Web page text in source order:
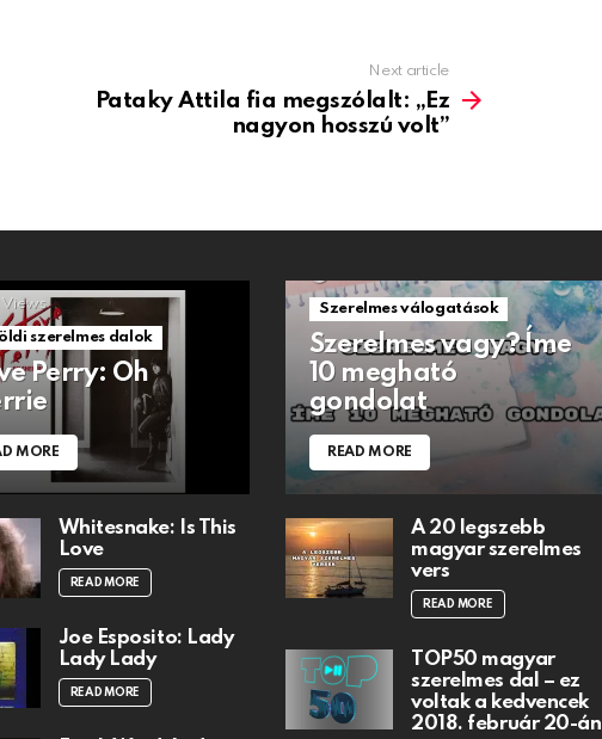
Next article
Pataky Attila fia megszólalt: „Ez
nagyon hosszú volt”
Views
szerelmes dalok
Perry: Oh
MORE
Whitesnake: Is This
Love
READ MORE
Joe Esposito: Lady
Lady Lady
READ MORE
Szerelmes válogatások
Szerelmes vagy? Íme
10 megható
gondolat
READ MORE
A 20 legszebb
magyar szerelmes
vers
READ MORE
TOP50 magyar
szerelmes dal – ez
voltak a kedvencek
2018. február 20-án